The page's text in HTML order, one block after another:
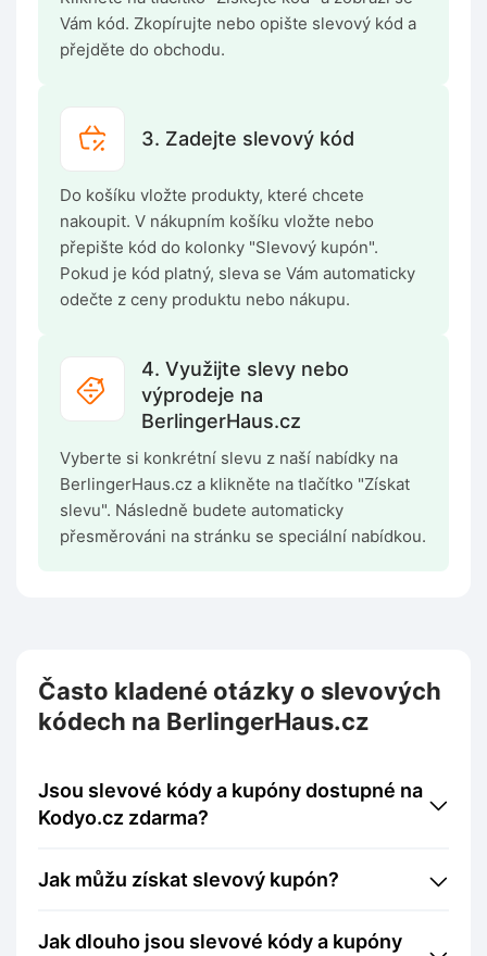
Vám kód. Zkopírujte nebo opište slevový kód a
přejděte do obchodu.
3. Zadejte slevový kód
Do košíku vložte produkty, které chcete
nakoupit. V nákupním košíku vložte nebo
přepište kód do kolonky "Slevový kupón".
Pokud je kód platný, sleva se Vám automaticky
odečte z ceny produktu nebo nákupu.
4. Využijte slevy nebo
výprodeje na
BerlingerHaus.cz
Vyberte si konkrétní slevu z naší nabídky na
BerlingerHaus.cz a klikněte na tlačítko "Získat
slevu". Následně budete automaticky
přesměrováni na stránku se speciální nabídkou.
Často kladené otázky o slevových
kódech na BerlingerHaus.cz
Jsou slevové kódy a kupóny dostupné na
Kodyo.cz zdarma?
Jak můžu získat slevový kupón?
Jak dlouho jsou slevové kódy a kupóny